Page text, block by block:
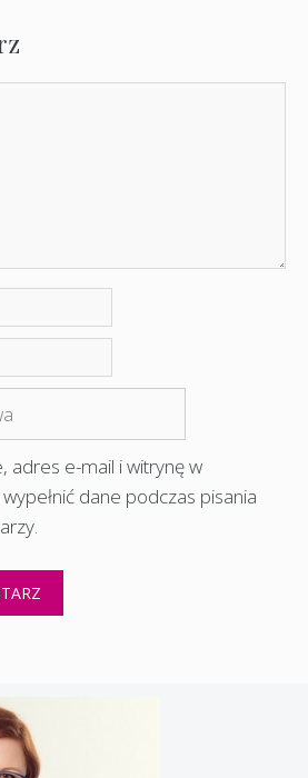
adres e-mail i witrynę w
dane podczas pisania